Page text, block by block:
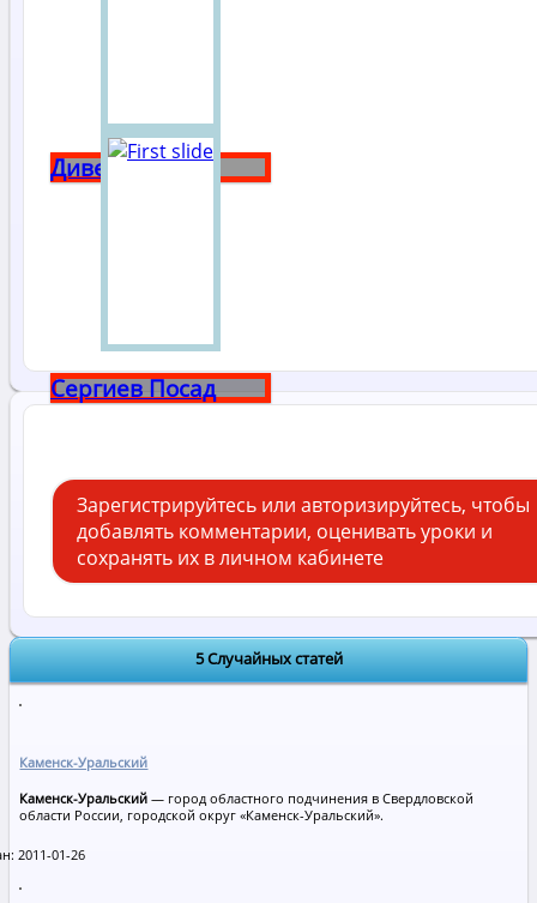
Дивеево
Сергиев Посад
Зарегистрируйтесь или авторизируйтесь, чтобы
добавлять комментарии, оценивать уроки и
сохранять их в личном кабинете
5 Случайных статей
Каменск-Уральский
Каменск-Уральский — город областного подчинения в Свердловской
области России, городской округ «Каменск-Уральский».
2011-01-26